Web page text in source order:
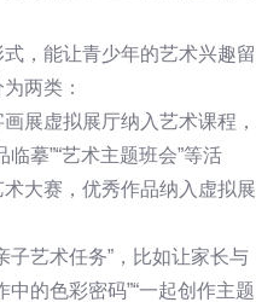
，能让青少年的艺术兴趣留
两类：
展虚拟展厅纳入艺术课程，
摹”“艺术主题班会”等活
大赛，优秀作品纳入虚拟展
子艺术任务”，比如让家长与
的色彩密码”“一起创作主题